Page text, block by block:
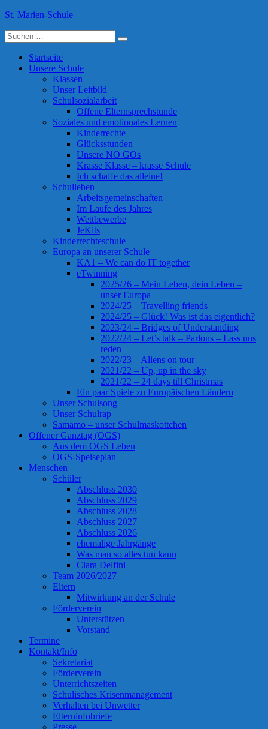
Skip
content
St. Marien-Schule
Katholische Grundschule in Moers
Suche
nach:
Startseite
Unsere Schule
Klassen
Unser Leitbild
Schulsozialarbeit
Offene Elternsprechstunde
Soziales und emotionales Lernen
Kinderrechte
Glücksstunden
Unsere NO GOs
Krasse Klasse – krasse Schule
Ich schaffe das alleine!
Schulleben
Arbeitsgemeinschaften
Im Laufe des Jahres
Wettbewerbe
JeKits
Kinderrechteschule
Europa an unserer Schule
KA1 – We can do IT together
eTwinning
2025/26 – Mein Leben, dein Leben –
unser Europa
2024/25 – Travelling friends
2024/25 – Glück! Was ist das eigentlich?
2023/24 – Bridges of Understanding
2022/24 – Let’s talk – Parlons – Lass uns
reden
2022/23 – Aliens on tour
2021/22 – Up, up in the sky
2021/22 – 24 days till Christmas
Ein paar Spiele zu Europäischen Ländern
Unser Schulsong
Unser Schulrap
Samamo – unser Schulmaskottchen
Offener Ganztag (OGS)
Aus dem OGS Leben
OGS-Speiseplan
Menschen
Schüler
Abschluss 2030
Abschluss 2029
Abschluss 2028
Abschluss 2027
Abschluss 2026
ehemalige Jahrgänge
Was man so alles tun kann
Clara Delfini
Team 2026/2027
Eltern
Mitwirkung an der Schule
Förderverein
Unterstützen
Vorstand
Termine
Kontakt/Info
Sekretariat
Förderverein
Unterrichtszeiten
Schulisches Krisenmanagement
Verhalten bei Unwetter
Elterninfobriefe
Presse